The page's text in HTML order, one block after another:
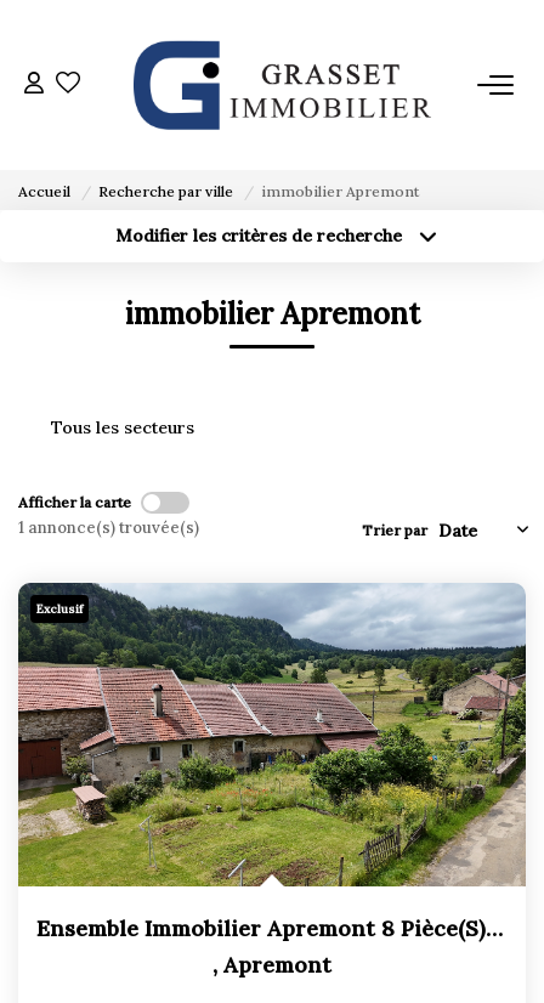
ACHETER
VENDRE
L'AGENCE
Accueil Recherche par ville immobilier Apremont
Modifier les critères de recherche
Budget max
immobilier Apremont
Tous les secteurs
Afficher la carte
1 annonce(s) trouvée(s) Trier par
Exclusif
Ensemble Immobilier Apremont 8 Pièce(s) 175.02 M2
, Apremont